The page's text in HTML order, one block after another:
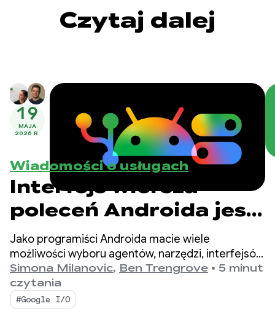
Czytaj dalej
19
MAJA
2026 R.
Wiadomości o usługach
Interfejs wiersza
poleceń Androida jest
już stabilny w wersji
1.0: przyspiesz
tworzenie aplikacji na
Androida za pomocą
Jako programiści Androida macie wiele
możliwości wyboru agentów, narzędzi, interfejsów
wiersza poleceń (CLI) i LLM, których używacie do
tworzenia aplikacji.
Simona Milanovic, Ben Trengrove • 5 minut
czytania
#Google I/O